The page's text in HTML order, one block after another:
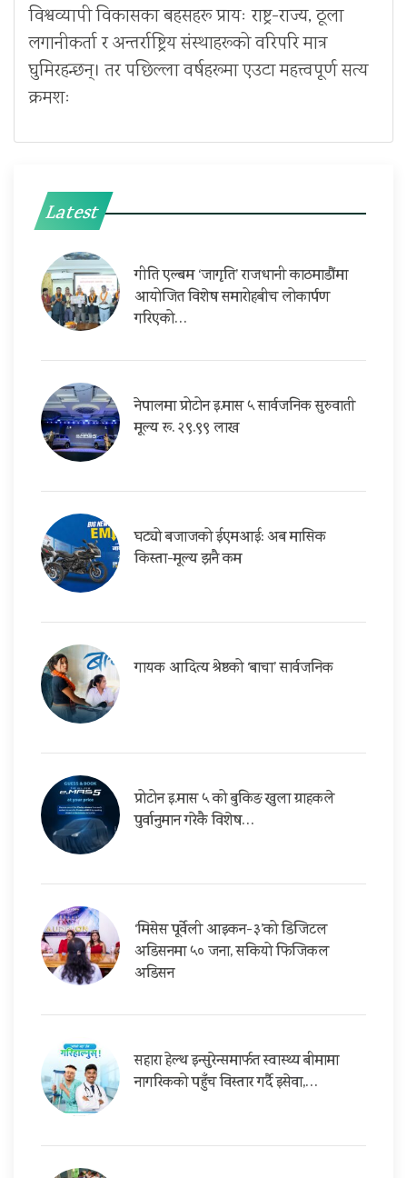
विश्वव्यापी विकासका बहसहरू प्रायः राष्ट्र-राज्य, ठूला
लगानीकर्ता र अन्तर्राष्ट्रिय संस्थाहरूको वरिपरि मात्र
घुमिरहन्छन्। तर पछिल्ला वर्षहरूमा एउटा महत्त्वपूर्ण सत्य
क्रमशः
Latest
गीति एल्बम ‘जागृति’ राजधानी काठमाडौंमा
आयोजित विशेष समारोहबीच लोकार्पण
गरिएको…
नेपालमा प्रोटोन इ.मास ५ सार्वजनिक सुरुवाती
मूल्य रू. २९.९९ लाख
घट्यो बजाजको ईएमआई: अब मासिक
किस्ता-मूल्य झनै कम
गायक आदित्य श्रेष्ठको ‘बाचा’ सार्वजनिक
प्रोटोन इ.मास ५ को बुकिङ खुला ग्राहकले
पुर्वानुमान गरेकै विशेष…
‘मिसेस पूर्वेली आइकन-३’को डिजिटल
अडिसनमा ५० जना, सकियो फिजिकल
अडिसन
सहारा हेल्थ इन्सुरेन्समार्फत स्वास्थ्य बीमामा
नागरिकको पहुँच विस्तार गर्दै इसेवा,…